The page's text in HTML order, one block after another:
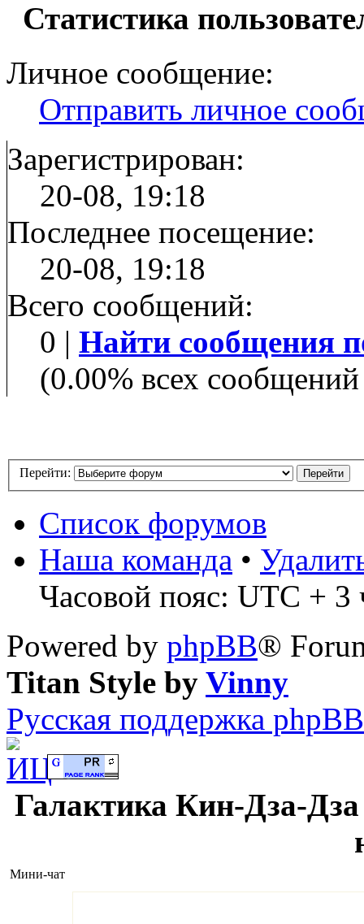
Статистика
Личное сообщение:
Отправить личное
Зарегистрирован:
20-08, 19:18
Последнее посещение:
20-08, 19:18
Всего сообщений:
0 | Найти сообщения
(0.00% всех
Перейти:
Список форумов
Наша команда •
Часовой пояс: UTC + 3
Powered by phpBB®
Titan Style by Vinny
Русская поддержка phpBB
Галактика Кин-Дза-Дза
Мини-чат